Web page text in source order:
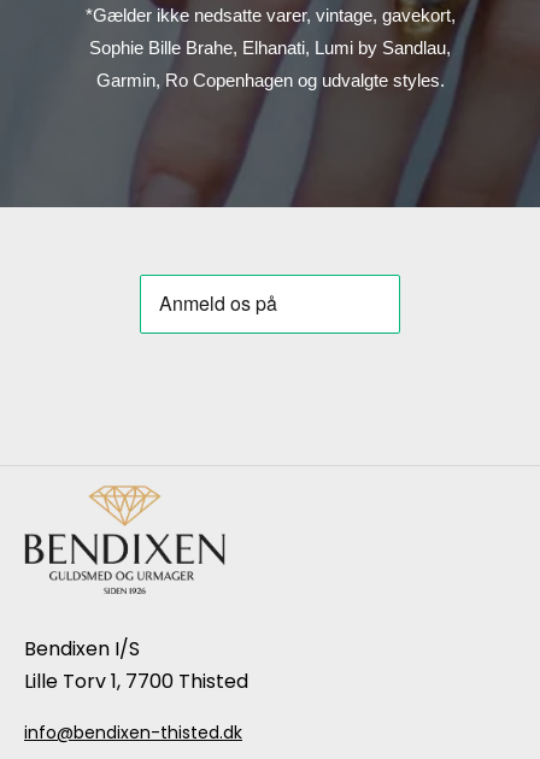
*Gælder ikke nedsatte varer, vintage, gavekort,
Sophie Bille Brahe, Elhanati, Lumi by Sandlau,
Garmin, Ro Copenhagen og udvalgte styles.
Bendixen I/S
Lille Torv 1, 7700 Thisted
info@bendixen-thisted.dk